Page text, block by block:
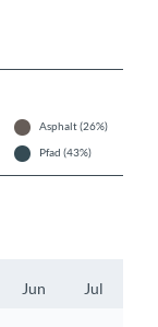
Asphalt (26%)
Pfad (43%)
Jun Jul